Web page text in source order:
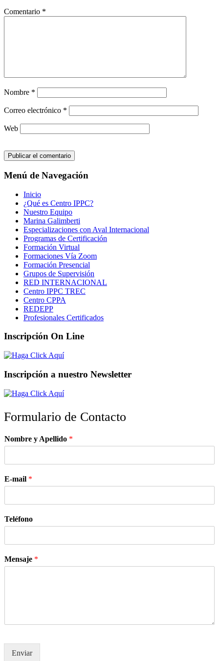
Comentario *
Nombre *
Correo electrónico *
Web
Menú de Navegación
Inicio
¿Qué es Centro IPPC?
Nuestro Equipo
Marina Galimberti
Especializaciones con Aval Internacional
Programas de Certificación
Formación Virtual
Formaciones Vía Zoom
Formación Presencial
Grupos de Supervisión
RED INTERNACIONAL
Centro IPPC TREC
Centro CPPA
REDEPP
Profesionales Certificados
Inscripción On Line
Inscripción a nuestro Newsletter
Formulario de Contacto
Nombre y Apellido *
E-mail *
Teléfono
Mensaje *
Enviar